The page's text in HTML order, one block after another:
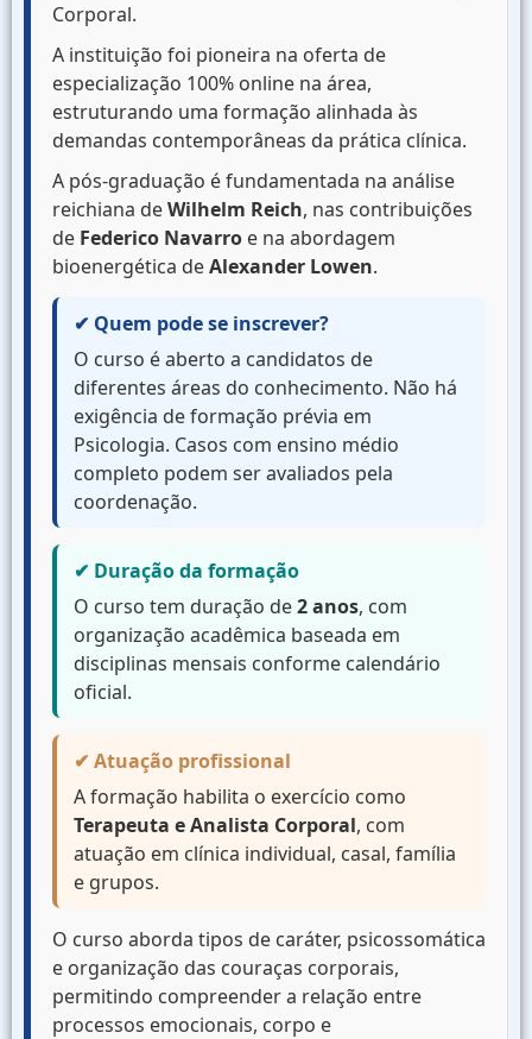
Corporal.
A instituição foi pioneira na oferta de
especialização 100% online na área,
estruturando uma formação alinhada às
demandas contemporâneas da prática clínica.
A pós-graduação é fundamentada na análise
reichiana deWilhelm Reich, nas contribuições
de Federico Navarro e na abordagem
bioenergética deAlexander Lowen.
✔ Quem pode se inscrever?
O curso é aberto a candidatos de
diferentes áreas do conhecimento. Não há
exigência de formação prévia em
Psicologia. Casos com ensino médio
completo podem ser avaliados pela
coordenação.
✔ Duração da formação
O curso tem duração de2 anos, com
organização acadêmica baseada em
disciplinas mensais conforme calendário
oficial.
✔ Atuação profissional
A formação habilita o exercício como
Terapeuta e Analista Corporal, com
atuação em clínica individual, casal, família
e grupos.
O curso aborda tipos de caráter, psicossomática
e organização das couraças corporais,
permitindo compreender a relação entre
processos emocionais, corpo e